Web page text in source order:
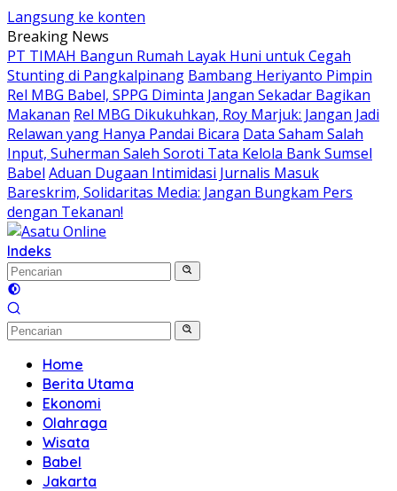
Langsung ke konten
Breaking News
PT TIMAH Bangun Rumah Layak Huni untuk Cegah
Stunting di Pangkalpinang Bambang Heriyanto Pimpin
Rel MBG Babel, SPPG Diminta Jangan Sekadar Bagikan
Makanan Rel MBG Dikukuhkan, Roy Marjuk: Jangan Jadi
Relawan yang Hanya Pandai Bicara Data Saham Salah
Input, Suherman Saleh Soroti Tata Kelola Bank Sumsel
Babel Aduan Dugaan Intimidasi Jurnalis Masuk
Bareskrim, Solidaritas Media: Jangan Bungkam Pers
dengan Tekanan!
Indeks
Home
Berita Utama
Ekonomi
Olahraga
Wisata
Babel
Jakarta